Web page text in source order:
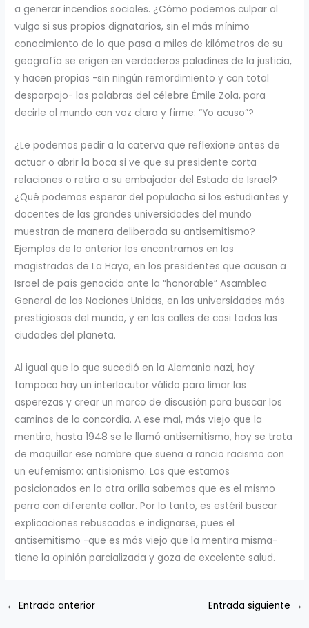
a generar incendios sociales. ¿Cómo podemos culpar al
vulgo si sus propios dignatarios, sin el más mínimo
conocimiento de lo que pasa a miles de kilómetros de su
geografía se erigen en verdaderos paladines de la justicia,
y hacen propias -sin ningún remordimiento y con total
desparpajo- las palabras del célebre Émile Zola, para
decirle al mundo con voz clara y firme: “Yo acuso”?
¿Le podemos pedir a la caterva que reflexione antes de
actuar o abrir la boca si ve que su presidente corta
relaciones o retira a su embajador del Estado de Israel?
¿Qué podemos esperar del populacho si los estudiantes y
docentes de las grandes universidades del mundo
muestran de manera deliberada su antisemitismo?
Ejemplos de lo anterior los encontramos en los
magistrados de La Haya, en los presidentes que acusan a
Israel de país genocida ante la “honorable” Asamblea
General de las Naciones Unidas, en las universidades más
prestigiosas del mundo, y en las calles de casi todas las
ciudades del planeta.
Al igual que lo que sucedió en la Alemania nazi, hoy
tampoco hay un interlocutor válido para limar las
asperezas y crear un marco de discusión para buscar los
caminos de la concordia. A ese mal, más viejo que la
mentira, hasta 1948 se le llamó antisemitismo, hoy se trata
de maquillar ese nombre que suena a rancio racismo con
un eufemismo: antisionismo. Los que estamos
posicionados en la otra orilla sabemos que es el mismo
perro con diferente collar. Por lo tanto, es estéril buscar
explicaciones rebuscadas e indignarse, pues el
antisemitismo -que es más viejo que la mentira misma-
tiene la opinión parcializada y goza de excelente salud.
← Entrada anterior Entrada siguiente →